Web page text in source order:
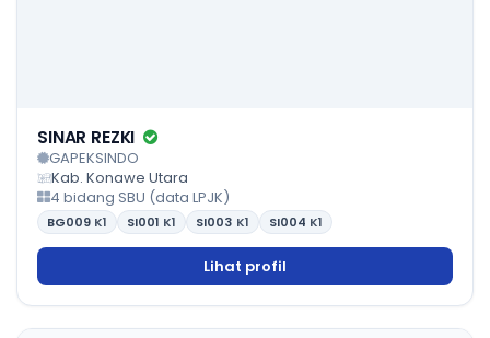
SINAR REZKI
GAPEKSINDO
Kab. Konawe Utara
4 bidang SBU (data LPJK)
BG009 K1 SI001 K1 SI003 K1 SI004 K1
Lihat profil